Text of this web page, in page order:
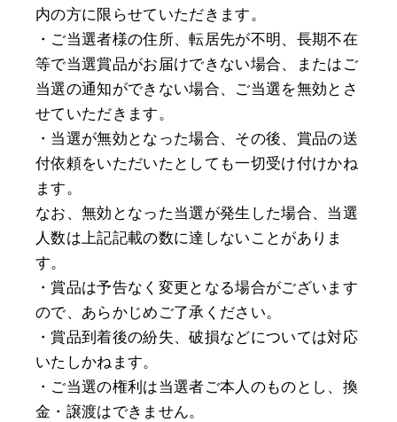
内の方に限らせていただきます。
・ご当選者様の住所、転居先が不明、長期不在
等で当選賞品がお届けできない場合、またはご
当選の通知ができない場合、ご当選を無効とさ
せていただきます。
・当選が無効となった場合、その後、賞品の送
付依頼をいただいたとしても一切受け付けかね
ます。
なお、無効となった当選が発生した場合、当選
人数は上記記載の数に達しないことがありま
す。
・賞品は予告なく変更となる場合がございます
ので、あらかじめご了承ください。
・賞品到着後の紛失、破損などについては対応
いたしかねます。
・ご当選の権利は当選者ご本人のものとし、換
金・譲渡はできません。